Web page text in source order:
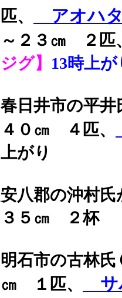
匹、
アオハ
～２３㎝ ２匹
ジグ】 13時上が
春日井市の平
４０㎝ ４匹、
上がり
安八郡の沖村
３５㎝ ２杯
明石市の古林
㎝ １匹、